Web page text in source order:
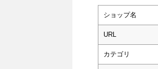
ショップ名
URL
カテゴリ